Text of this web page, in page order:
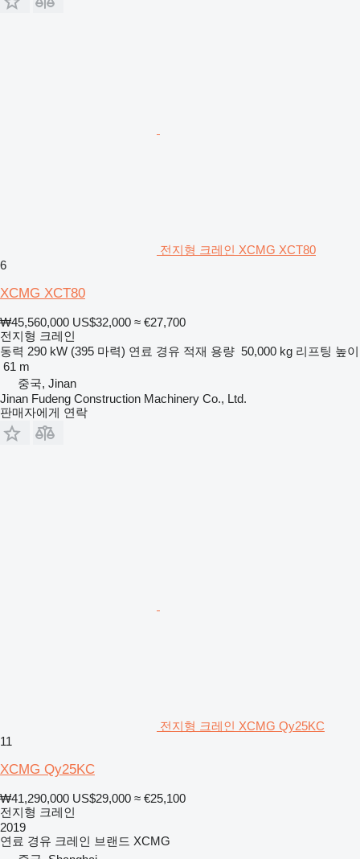
전지형 크레인 XCMG XCT80
6
XCMG XCT80
₩45,560,000 US$32,000 ≈ €27,700
전지형 크레인
동력 290 kW (395 마력) 연료 경유 적재 용량 50,000 kg 리프팅 높이
61 m
중국, Jinan
Jinan Fudeng Construction Machinery Co., Ltd.
판매자에게 연락
전지형 크레인 XCMG Qy25KC
11
XCMG Qy25KC
₩41,290,000 US$29,000 ≈ €25,100
전지형 크레인
2019
연료 경유 크레인 브랜드 XCMG